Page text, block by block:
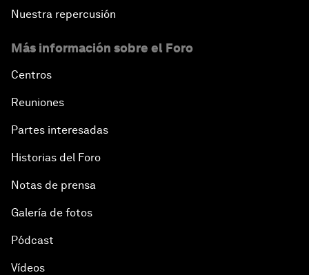
Nuestra repercusión
Más información sobre el Foro
Centros
Reuniones
Partes interesadas
Historias del Foro
Notas de prensa
Galería de fotos
Pódcast
Vídeos